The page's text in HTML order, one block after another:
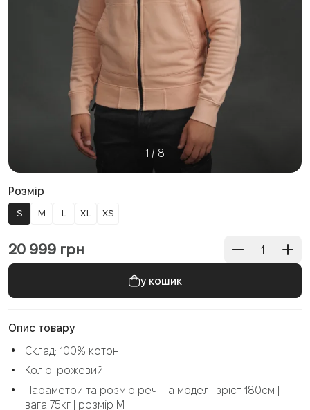
1 / 8
Розмір
S M L XL XS
20 999 грн
Опис товару
Склад: 100% котон
Колір: рожевий
Параметри та розмір речі на моделі: зріст 180см |
вага 75кг | розмір М